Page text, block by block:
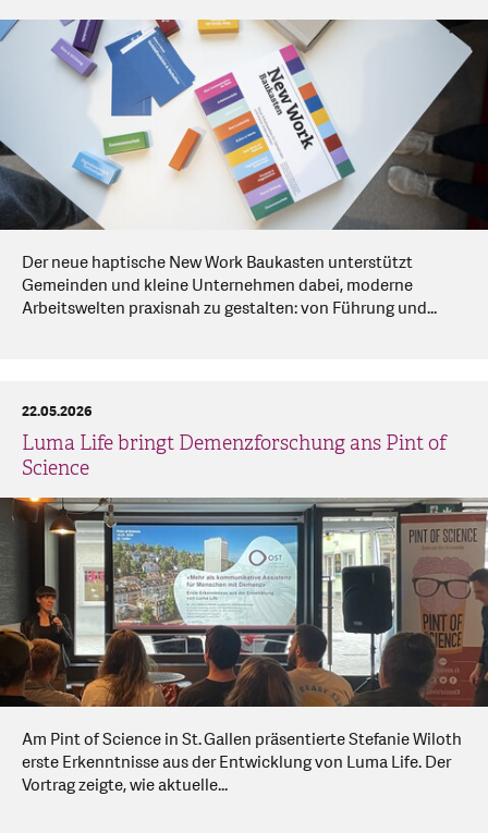
Der neue haptische New Work Baukasten unterstützt
Gemeinden und kleine Unternehmen dabei, moderne
Arbeitswelten praxisnah zu gestalten: von Führung und...
Luma Life bringt Demenzforschung ans Pint of
Science
22.05.2026
Am Pint of Science in St. Gallen präsentierte Stefanie Wiloth
erste Erkenntnisse aus der Entwicklung von Luma Life. Der
Vortrag zeigte, wie aktuelle...